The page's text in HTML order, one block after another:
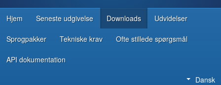
UDVIKLERRESSOURCER
Hjem Seneste udgivelse Downloads Udvidelser
Sprogpakker Tekniske krav Ofte stillede spørgsmål
API dokumentation
Dansk